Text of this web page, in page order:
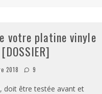
votre platine vinyle
2018 9
doit être testée avant et